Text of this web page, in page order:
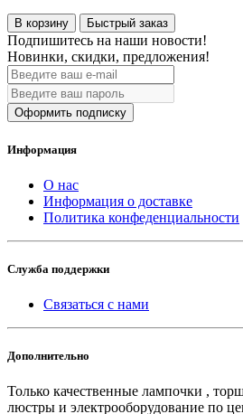
В корзину Быстрый заказ
Подпишитесь на наши новости!
Новинки, скидки, предложения!
Оформить подписку
Информация
О нас
Информация о доставке
Политика конфеденциальности
Служба поддержки
Связаться с нами
Дополнительно
Только качественные лампочки ,
люстры и электрооборудование по